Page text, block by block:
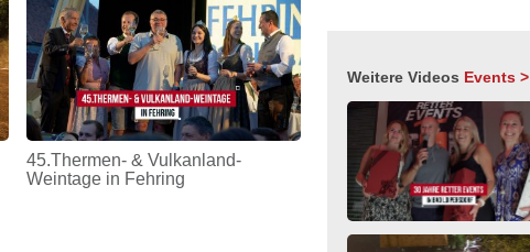
45.Thermen- & Vulkanland-
Weintage in Fehring
Weitere Videos Events >